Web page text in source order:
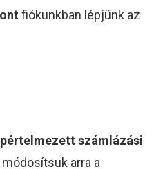
fiókunkban lépjünk az
számlázási
arra a